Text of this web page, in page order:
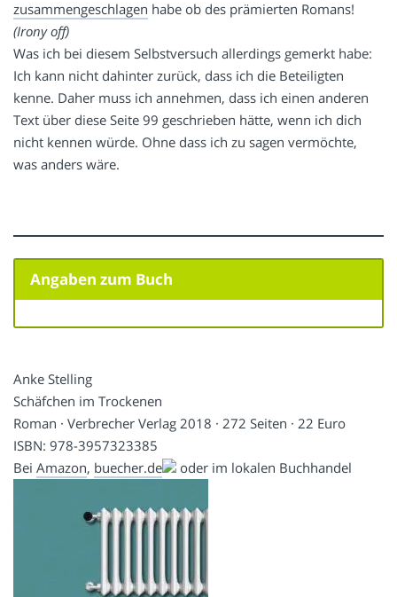
zusammengeschlagen habe ob des prämierten Romans!
(Irony off)
Was ich bei diesem Selbstversuch allerdings gemerkt habe:
Ich kann nicht dahinter zurück, dass ich die Beteiligten
kenne. Daher muss ich annehmen, dass ich einen anderen
Text über diese Seite 99 geschrieben hätte, wenn ich dich
nicht kennen würde. Ohne dass ich zu sagen vermöchte,
was anders wäre.
Angaben zum Buch
Anke Stelling
Schäfchen im Trockenen
Roman · Verbrecher Verlag 2018 · 272 Seiten · 22 Euro
ISBN: 978-3957323385
Bei Amazon, buecher.de oder im lokalen Buchhandel